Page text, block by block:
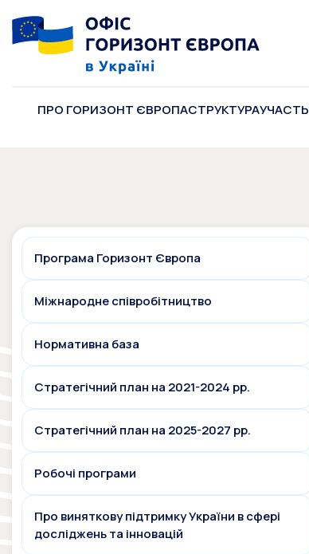
ПРО ГОРИЗОНТ ЄВРОПАСТРУКТУРАУЧАСТЬ
Програма Горизонт Європа
Міжнародне співробітництво
Нормативна база
Стратегічний план на 2021-2024 рр.
Стратегічний план на 2025-2027 рр.
Робочі програми
Про виняткову підтримку України в сфері
досліджень та інновацій